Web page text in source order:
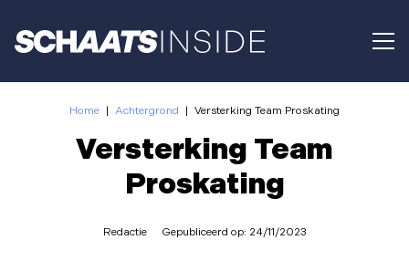
Home | Achtergrond | Versterking Team Proskating
Versterking Team
Proskating
Redactie Gepubliceerd op: 24/11/2023